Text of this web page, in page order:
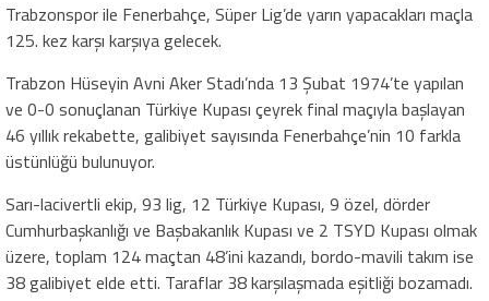
Trabzonspor ile Fenerbahçe, Süper Lig’de yarın yapacakları maçla
125. kez karşı karşıya gelecek.
Trabzon Hüseyin Avni Aker Stadı’nda 13 Şubat 1974’te yapılan
ve 0-0 sonuçlanan Türkiye Kupası çeyrek final maçıyla başlayan
46 yıllık rekabette, galibiyet sayısında Fenerbahçe’nin 10 farkla
üstünlüğü bulunuyor.
Sarı-lacivertli ekip, 93 lig, 12 Türkiye Kupası, 9 özel, dörder
Cumhurbaşkanlığı ve Başbakanlık Kupası ve 2 TSYD Kupası olmak
üzere, toplam 124 maçtan 48’ini kazandı, bordo-mavili takım ise
38 galibiyet elde etti. Taraflar 38 karşılaşmada eşitliği bozamadı.